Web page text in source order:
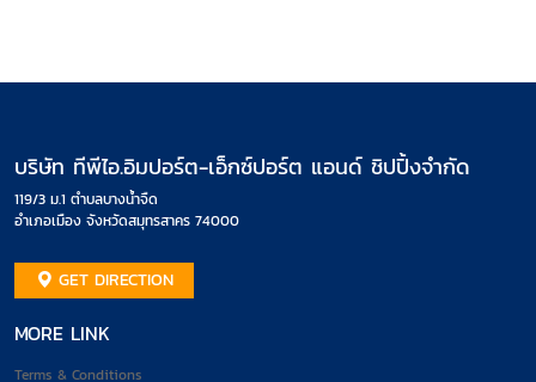
บริษัท ทีพีไอ.อิมปอร์ต-เอ็กซ์ปอร์ต แอนด์ ชิปปิ้งจำกัด
119/3 ม.1 ตำบลบางน้ำจืด
อำเภอเมือง จังหวัดสมุทรสาคร 74000
GET DIRECTION
MORE LINK
Terms & Conditions